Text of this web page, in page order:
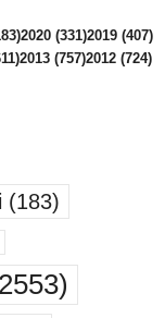
2020 (331)2019 (407)
2013 (757)2012 (724)
(183)